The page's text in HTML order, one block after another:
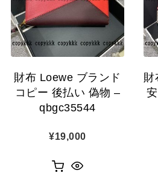
財布 Loewe ブランド
コピー 後払い 偽物 –
qbgc35544
¥19,000
財